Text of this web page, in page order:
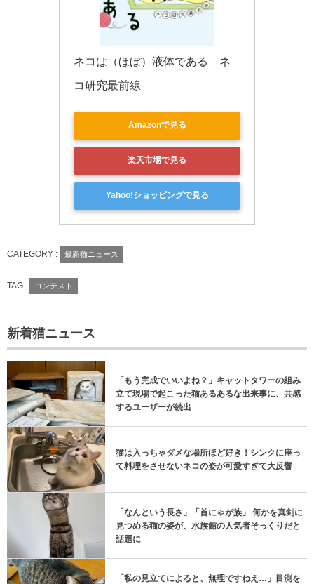
ネコは（ほぼ）液体である　ネ
コ研究最前線
Amazonで見る
楽天市場で見る
Yahoo!ショッピングで見る
CATEGORY : 最新猫ニュース
TAG : コンテスト
新着猫ニュース
「もう完成でいいよね？」キャットタワーの組み
立て現場で起こった猫あるあるな出来事に、共感
するユーザーが続出
猫は入っちゃダメな場所ほど好き！シンクに座っ
て料理をさせないネコの姿が可愛すぎて大反響
「なんという長さ」「首にゃが族」 何かを真剣に
見つめる猫の姿が、水族館の人気者そっくりだと
話題に
「私の見立てによると、無理ですねえ…」目測を